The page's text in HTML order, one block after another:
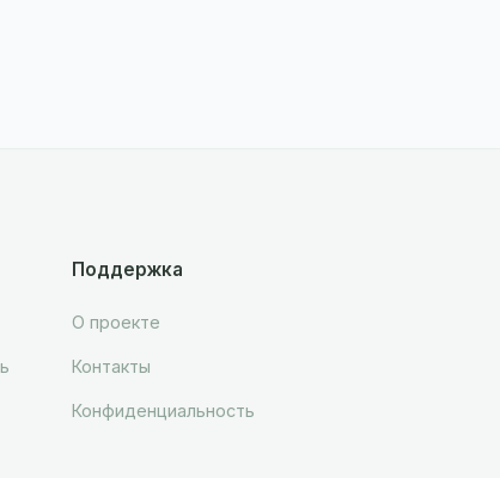
Поддержка
О проекте
Контакты
Конфиденциальность